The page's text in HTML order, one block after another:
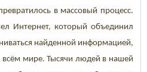
в массовый процесс.
Интернет, который объединил
найденной информацией,
всём мире. Тысячи людей в нашей